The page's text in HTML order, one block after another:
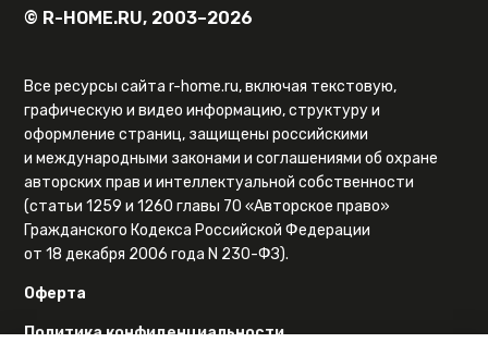
© R-HOME.RU, 2003–2026
Все ресурсы сайта r-home.ru, включая текстовую,
графическую и видео информацию, структуру и
оформление страниц, защищены российскими
и международными законами и соглашениями об охране
авторских прав и интеллектуальной собственности
(статьи 1259 и 1260 главы 70 «Авторское право»
Гражданского Кодекса Российской Федерации
от 18 декабря 2006 года N 230-ФЗ).
Оферта
Политика конфиденциальности